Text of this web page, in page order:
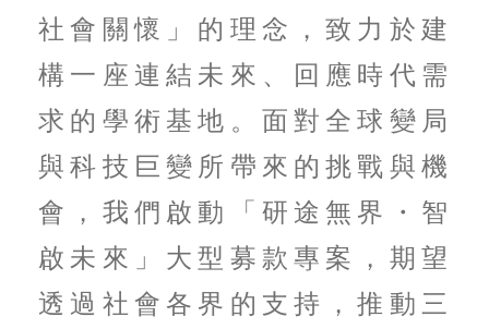
社會關懷」的理念，致力於建
構一座連結未來、回應時代需
求的學術基地。面對全球變局
與科技巨變所帶來的挑戰與機
會，我們啟動「研途無界・智
啟未來」大型募款專案，期望
透過社會各界的支持，推動三